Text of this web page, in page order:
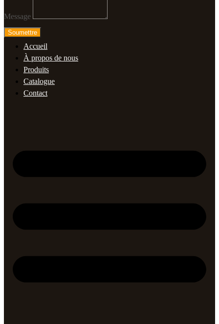
Message
Soumettre
Accueil
À propos de nous
Produits
Catalogue
Contact